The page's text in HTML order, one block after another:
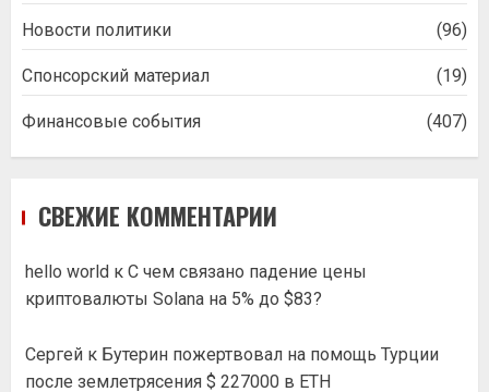
Новости политики (96)
Спонсорский материал (19)
Финансовые события (407)
СВЕЖИЕ КОММЕНТАРИИ
hello world к С чем связано падение цены
криптовалюты Solana на 5% до $83?
Сергей к Бутерин пожертвовал на помощь Турции
после землетрясения $ 227000 в ETH